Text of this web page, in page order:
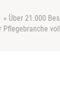
» Über 21.000
Pflegebranche